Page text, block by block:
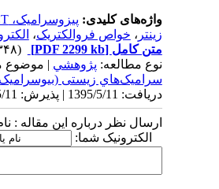
واژه‌های کلیدی:پیزوسرامیک، BZT-50BCT
زینتر، خواص فروالکتریک،
متن کامل[PDF 2299 kb]
نوع مطالعه:پژوهشي| موضوع
سراميک‌هاي زیستی
دریافت: 1395/5/11 | پذیرش: 1395/5/11
ارسال نظر درباره این مقاله :
الکترونیک شما: